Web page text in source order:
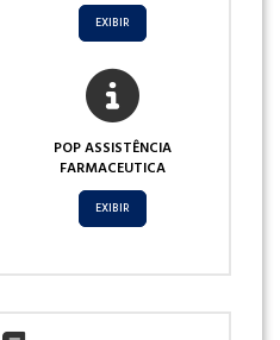
EXIBIR
POP ASSISTÊNCIA
FARMACEUTICA
EXIBIR